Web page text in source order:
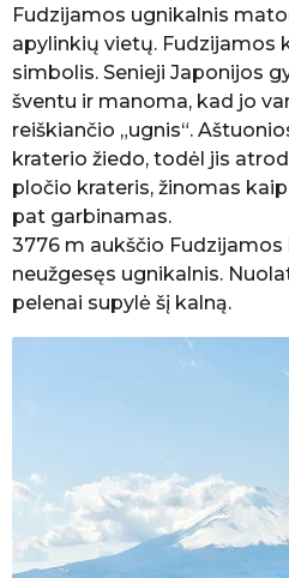
Fudzijamos ugnikalnis
apylinkių vietų. Fudzijamos
simbolis. Senieji Japonijos
šventu ir manoma, kad jo
reiškiančio „ugnis“.
kraterio žiedo, todėl jis
pločio krateris, žinomas
pat garbinamas.
3776 m aukščio Fudzijamos
neužgesęs ugnikalnis.
pelenai supylė šį kalną.